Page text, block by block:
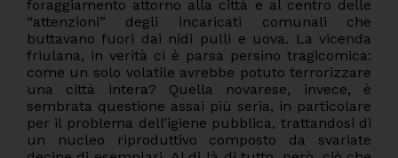
foraggiamento attorno alla città e al centro delle
“attenzioni” degli incaricati comunali che
buttavano fuori dai nidi pulli e uova. La vicenda
friulana, in verità ci è parsa persino tragicomica:
come un solo volatile avrebbe potuto terrorizzare
una città intera? Quella novarese, invece, è
sembrata questione assai più seria, in particolare
per il problema dell’igiene pubblica, trattandosi di
un nucleo riproduttivo composto da svariate